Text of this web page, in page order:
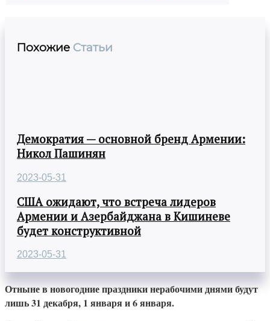
Похожие Статьи
Демократия — основной бренд Армении:
Никол Пашинян
2023-05-31
США ожидают, что встреча лидеров
Армении и Азербайджана в Кишиневе
будет конструктивной
2023-05-31
Отныне в новогодние праздники нерабочими днями будут
лишь 31 декабря, 1 января и 6 января.